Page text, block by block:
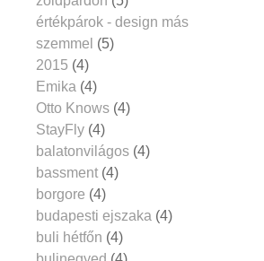
értékpárok - design más
szemmel (5)
2015 (4)
Emika (4)
Otto Knows (4)
StayFly (4)
balatonvilágos (4)
bassment (4)
borgore (4)
budapesti ejszaka (4)
buli hétfőn (4)